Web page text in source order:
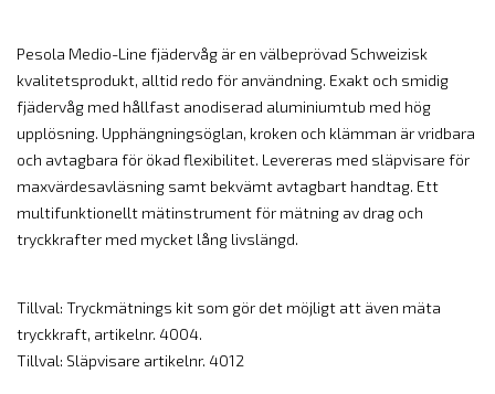
Pesola Medio-Line fjädervåg är en välbeprövad Schweizisk
kvalitetsprodukt, alltid redo för användning. Exakt och smidig
fjädervåg med hållfast anodiserad aluminiumtub med hög
upplösning. Upphängningsöglan, kroken och klämman är vridbara
och avtagbara för ökad flexibilitet. Levereras med släpvisare för
maxvärdesavläsning samt bekvämt avtagbart handtag. Ett
multifunktionellt mätinstrument för mätning av drag och
tryckkrafter med mycket lång livslängd.
Tillval: Tryckmätnings kit som gör det möjligt att även mäta
tryckkraft, artikelnr. 4004.
Tillval: Släpvisare artikelnr. 4012